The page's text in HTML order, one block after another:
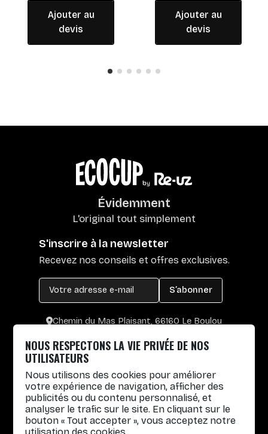
Ajouter au
devis
Ajouter au
devis
Évidemment
L'original tout simplement
S'inscrire à la newsletter
Recevez nos conseils et offres exclusives.
S’abonner
Chemin du Mas Plaisant, 66160 Le Boulou
Lun. au Vend. : 8h30-12h30 / 14h-17h
Gobelets réutilisables
Infos pratiques
Liens rapides
NOUS RESPECTONS LA VIE PRIVÉE DE NOS
UTILISATEURS
Nous utilisons des cookies pour améliorer
votre expérience de navigation, afficher des
publicités ou du contenu personnalisé, et
analyser le trafic sur le site. En cliquant sur le
bouton « Tout accepter », vous acceptez notre